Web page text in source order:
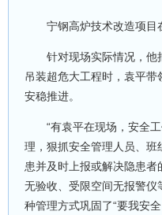
宁钢高炉技术改造项目
针对现场实际情况，他
吊装超危大工程时，袁平
安稳推进。
“有袁平在现场，安全
理，狠抓安全管理人员、班
患并及时上报或解决隐患
无验收、受限空间无报警
种管理方式巩固了“要我安